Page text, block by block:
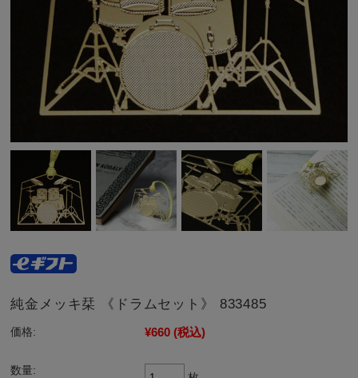
純金メッキ栞 《ドラムセット》 833485
価格: ¥660 (税込)
数量: